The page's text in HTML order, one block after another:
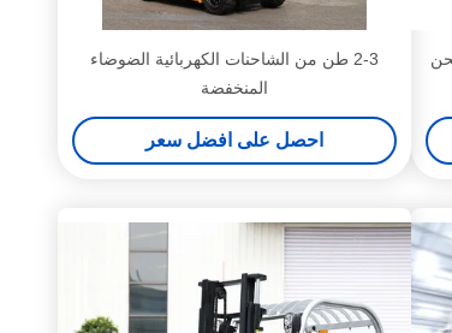
2-3 طن من الشاحنات الكهربائية الضوضاء
المنخفضة
احصل على افضل سعر